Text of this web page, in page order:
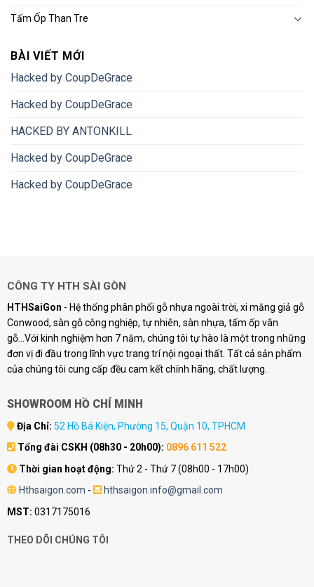
Tấm Ốp Than Tre
BÀI VIẾT MỚI
Hacked by CoupDeGrace
Hacked by CoupDeGrace
HACKED BY ANTONKILL
Hacked by CoupDeGrace
Hacked by CoupDeGrace
CÔNG TY HTH SÀI GÒN
HTHSaiGon - Hệ thống phân phối gỗ nhựa ngoài trời, xi măng giả gỗ
Conwood, sàn gỗ công nghiệp, tự nhiên, sàn nhựa, tấm ốp vân
gỗ...Với kinh nghiệm hơn 7 năm, chúng tôi tự hào là một trong những
đơn vị đi đầu trong lĩnh vực trang trí nội ngoại thất. Tất cả sản phẩm
của chúng tôi cung cấp đều cam kết chính hãng, chất lượng.
SHOWROOM HỒ CHÍ MINH
Địa Chỉ: 52 Hồ Bá Kiện, Phường 15, Quận 10, TPHCM
Tổng đài CSKH (08h30 - 20h00): 0896 611 522
Thời gian hoạt động: Thứ 2 - Thứ 7 (08h00 - 17h00)
Hthsaigon.com -
hthsaigon.info@gmail.com
MST: 0317175016
THEO DÕI CHÚNG TÔI